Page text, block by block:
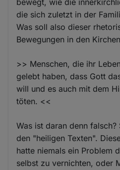
bewegt, wie die
die sich zuletzt in der
Was soll also dieser
Bewegungen in den
>> Menschen, die ihr
gelebt haben, dass Gott
will und es auch mit dem
töten. <<
Was ist daran denn
den "heiligen Texten".
hatte niemals ein Problem
selbst zu vernichten, oder